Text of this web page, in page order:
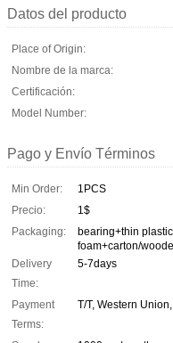
Datos del producto
Place of Origin:
Nombre de la marca:
Certificación:
Model Number:
Pago y Envío Términos
Min Order:
1PCS
Precio:
1$
Packaging:
bearing+thin
foam+carton/
Delivery
Time:
5-7days
Payment
Terms:
T/T, Western Union,